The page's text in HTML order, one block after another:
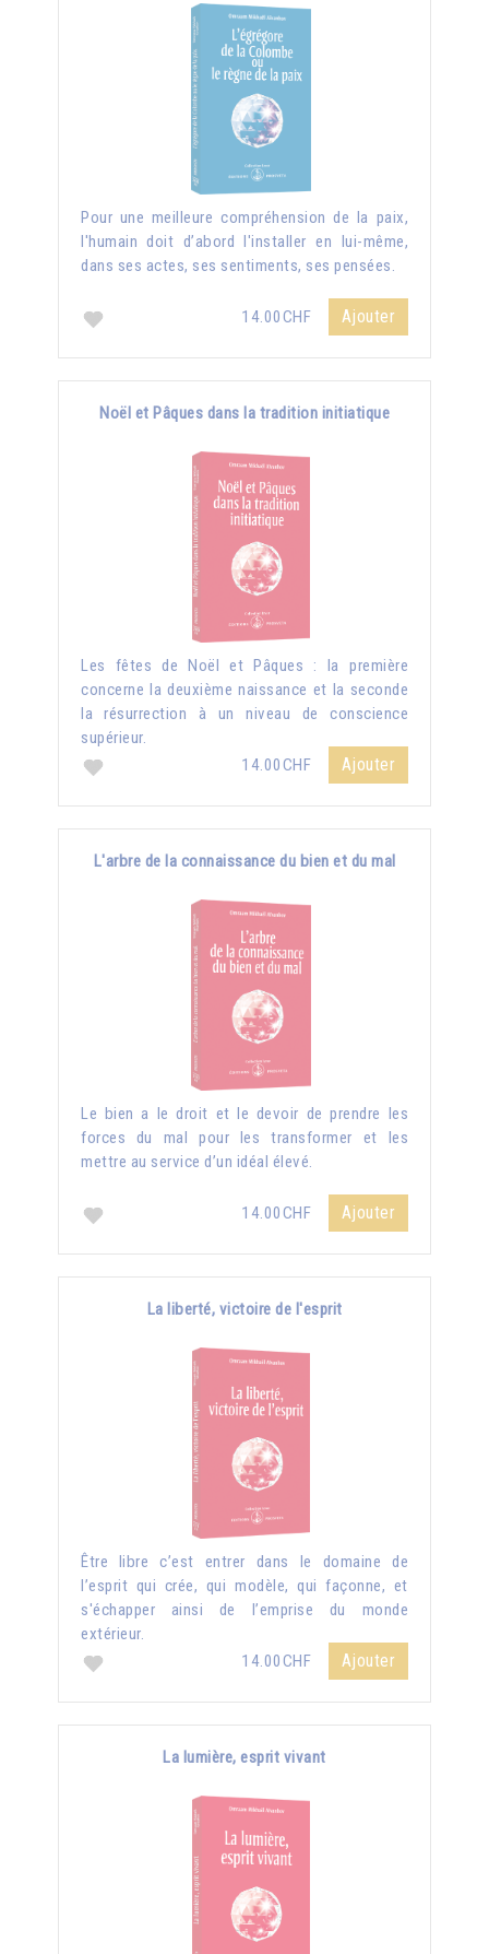
Pour une meilleure compréhension de la paix,
l'humain doit d’abord l'installer en lui-même,
dans ses actes, ses sentiments, ses pensées.
14.00CHF Ajouter
Noël et Pâques dans la tradition initiatique
Les fêtes de Noël et Pâques : la première
concerne la deuxième naissance et la seconde
la résurrection à un niveau de conscience
supérieur.
14.00CHF
Ajouter
L'arbre de la connaissance du bien et du mal
Le bien a le droit et le devoir de prendre les
forces du mal pour les transformer et les
mettre au service d’un idéal élevé.
14.00CHF Ajouter
La liberté, victoire de l'esprit
Être libre c’est entrer dans le domaine de
l’esprit qui crée, qui modèle, qui façonne, et
s'échapper ainsi de l’emprise du monde
extérieur.
14.00CHF
Ajouter
La lumière, esprit vivant